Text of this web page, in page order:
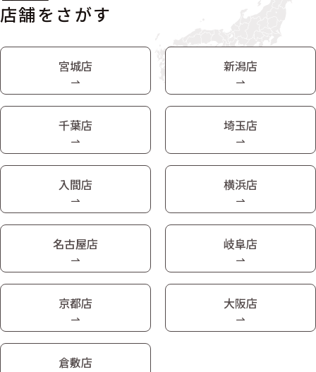
店舗をさがす
宮城店 新潟店
千葉店 埼玉店
入間店 横浜店
名古屋店 岐阜店
京都店 大阪店
倉敷店